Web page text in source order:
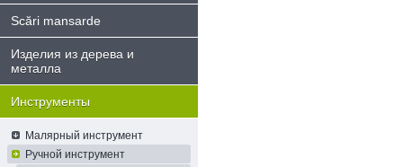
Scări mansarde
Изделия из дерева и
металла
Инструменты
Малярный инструмент
Ручной инструмент